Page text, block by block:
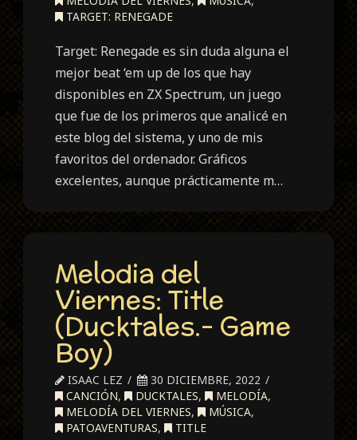
TARGET: RENEGADE
Target: Renegade es sin duda alguna el
mejor beat ‘em up de los que hay
disponibles en ZX Spectrum, un juego
que fue de los primeros que analicé en
este blog del sistema, y uno de mis
favoritos del ordenador. Gráficos
excelentes, aunque prácticamente m…
Melodia del
Viernes: Title
(Ducktales.- Game
Boy)
ISAAC LEZ
30 DICIEMBRE, 2022
CANCIÓN, DUCKTALES, MELODÍA,
MELODÍA DEL VIERNES, MÚSICA,
PATOAVENTURAS, TITLE